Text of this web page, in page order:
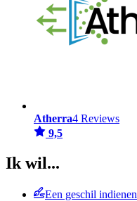
Atherra4 Reviews
9,5
Ik wil...
Een geschil indienen